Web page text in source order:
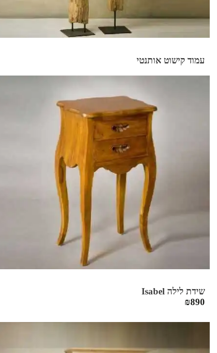
עמוד קישוט אותנטי
שידת לילה Isabel
₪890